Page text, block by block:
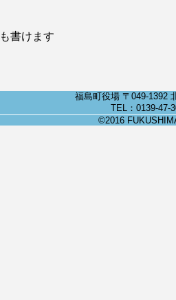
書けます
福島町役場 〒049-1392
TEL：0139-
©2016